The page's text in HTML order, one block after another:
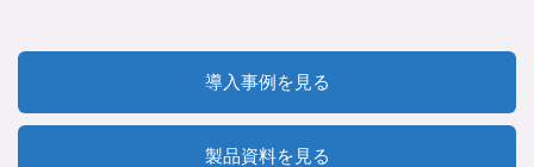
導入事例を見る
製品資料を見る